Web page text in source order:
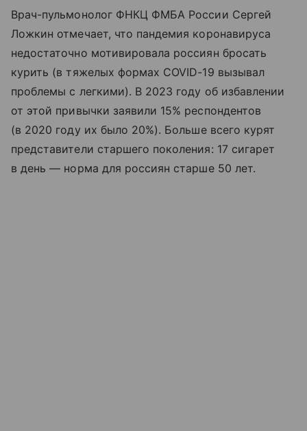
Врач-пульмонолог ФНКЦ ФМБА России Сергей
Ложкин отмечает, что пандемия коронавируса
недостаточно мотивировала россиян бросать
курить (в тяжелых формах COVID-19 вызывал
проблемы с легкими). В 2023 году об избавлении
от этой привычки заявили 15% респондентов
(в 2020 году их было 20%). Больше всего курят
представители старшего поколения: 17 сигарет
в день — норма для россиян старше 50 лет.